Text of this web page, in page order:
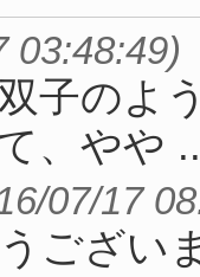
03:48:49)
子のよ
、やや
07/17
ござい